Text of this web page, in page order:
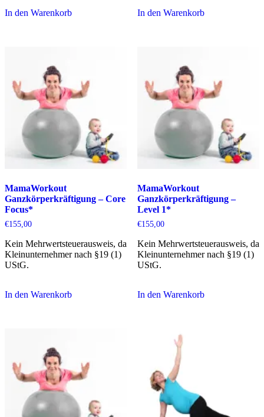
In den Warenkorb In den Warenkorb
MamaWorkout
Ganzkörperkräftigung – Core
Focus*
€155,00
Kein Mehrwertsteuerausweis, da
Kleinunternehmer nach §19 (1)
UStG.
In den Warenkorb
MamaWorkout
Ganzkörperkräftigung –
Level 1*
€155,00
Kein Mehrwertsteuerausweis, da
Kleinunternehmer nach §19 (1)
UStG.
In den Warenkorb